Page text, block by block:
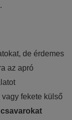
de érdemes
az apró
fekete külső